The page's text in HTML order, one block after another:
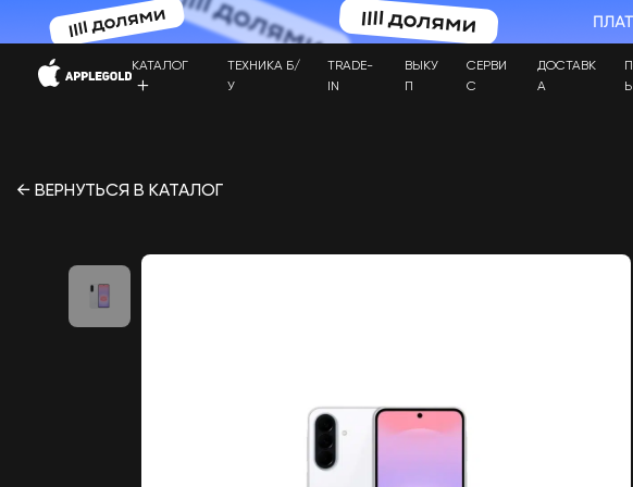
КАТАЛОГ
ТЕХНИКА Б/
У
TRADE-
IN
ВЫКУ
П
СЕРВИ
С
ДОСТАВК
А
Ь
← ВЕРНУТЬСЯ В КАТАЛОГ